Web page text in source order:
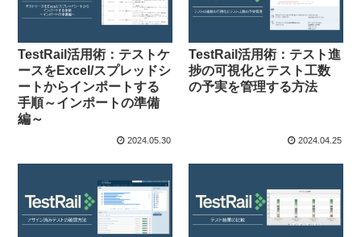
TestRail活用術：テストケ
ースをExcel/スプレッドシ
ートからインポートする
手順～インポートの準備
編～
2024.05.30
TestRail活用術：テスト進
捗の可視化とテスト工数
の予実を管理する方法
2024.04.25